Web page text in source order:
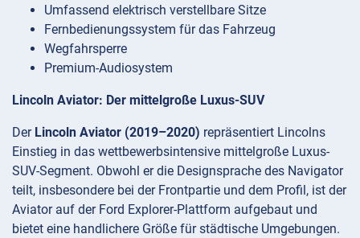
Umfassend elektrisch verstellbare Sitze
Fernbedienungssystem für das Fahrzeug
Wegfahrsperre
Premium-Audiosystem
Lincoln Aviator: Der mittelgroße Luxus-SUV
Der Lincoln Aviator (2019–2020) repräsentiert Lincolns
Einstieg in das wettbewerbsintensive mittelgroße Luxus-
SUV-Segment. Obwohl er die Designsprache des Navigator
teilt, insbesondere bei der Frontpartie und dem Profil, ist der
Aviator auf der Ford Explorer-Plattform aufgebaut und
bietet eine handlichere Größe für städtische Umgebungen.